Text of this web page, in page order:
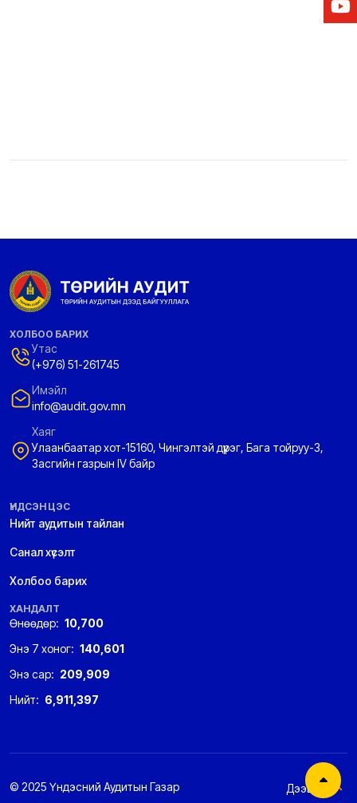
ХОЛБОО БАРИХ
Утас
(+976) 51-261745
Имэйл
info@audit.gov.mn
Хаяг
Улаанбаатар хот-15160, Чингэлтэй дүүрэг, Бага тойруу-3,
Засгийн газрын IV байр
ҮНДСЭН ЦЭС
Нийт аудитын тайлан
Санал хүсэлт
Холбоо барих
ХАНДАЛТ
Өнөөдөр: 10,700
Энэ 7 хоног: 140,601
Энэ сар: 209,909
Нийт: 6,911,397
© 2025 Үндэсний Аудитын Газар Дээшээ